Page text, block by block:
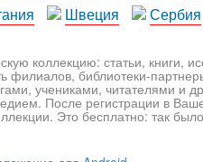
Швеция Сербия
коллекцию: статьи, книги,
филиалов, библиотеки-
учениками, читателями и
После регистрации в
Это бесплатно: так